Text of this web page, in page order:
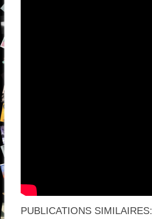
PUBLICATIONS SIMILAIRES: